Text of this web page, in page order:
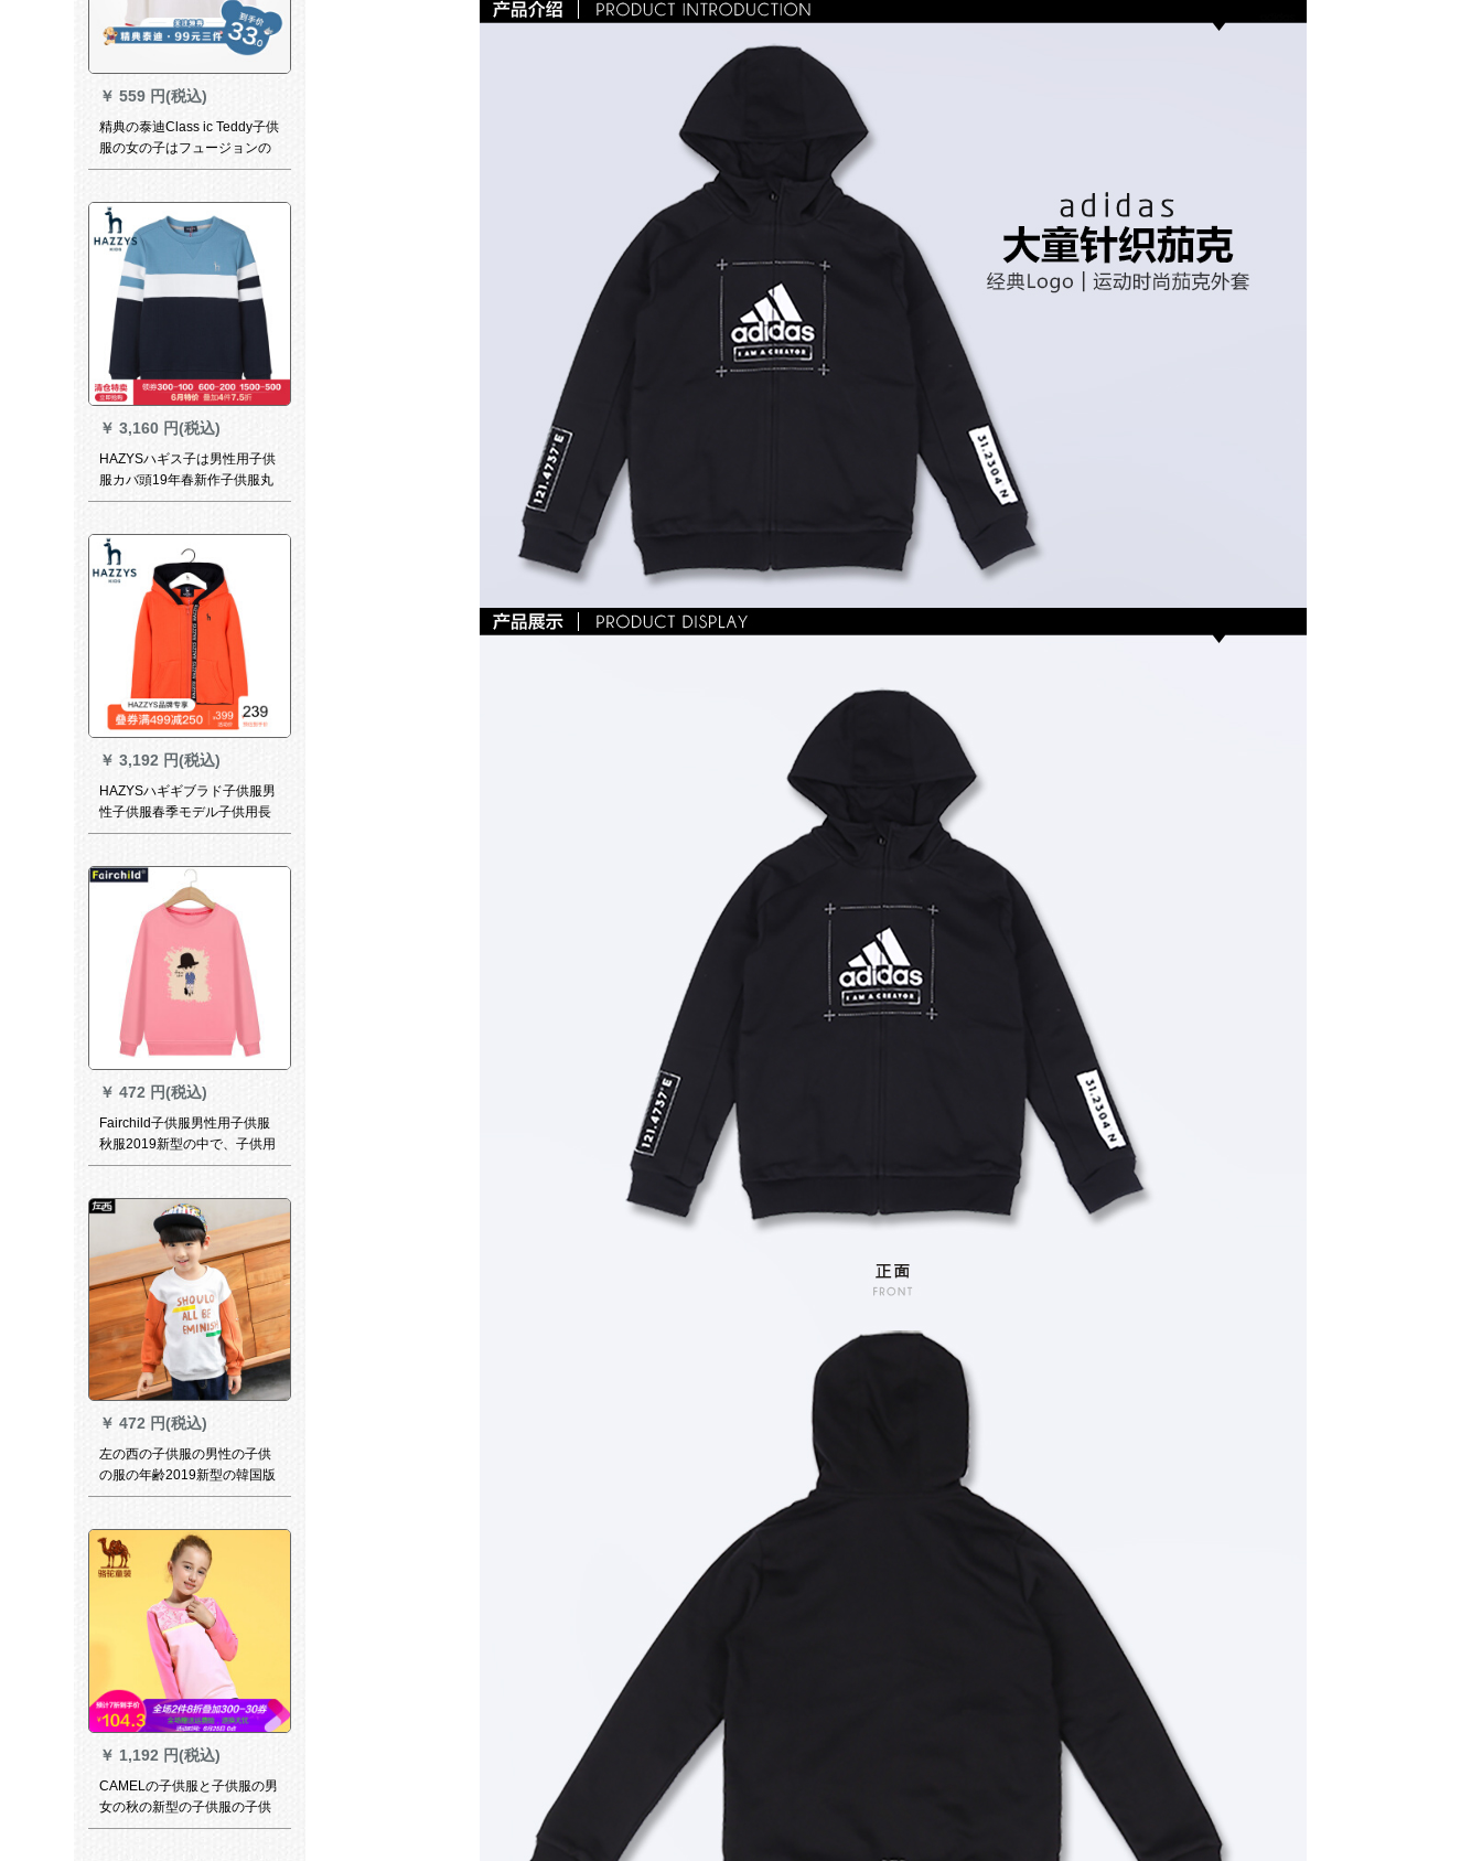
￥ 559 円(税込)
精典の泰迪Class ic Teddy子供
服の女の子はフュージョンの
上に着ています。
￥ 3,160 円(税込)
HAZYSハギス子は男性用子供
服カバ頭19年春新作子供服丸
襟シツ男用フーシンドローム
￥ 3,192 円(税込)
HAZYSハギギブラド子供服男
性子供服春季モデル子供用長
袖に男性中大子供フオスナ・
155 cm
￥ 472 円(税込)
Fairchild子供服男性用子供服
秋服2019新型の中で、子供用
スポツーコトート子供用カジ
るピンクがあります。
￥ 472 円(税込)
左の西の子供服の男性の子供
の服の年齢2019新型の韓国版
は頭の子供の長袖Tシャツの春
ードの身長の160 cmグルーを
かけます。
￥ 1,192 円(税込)
CAMELの子供服と子供服の男
女の秋の新型の子供服の子供
丸襟の护卫服の中で子供が厚